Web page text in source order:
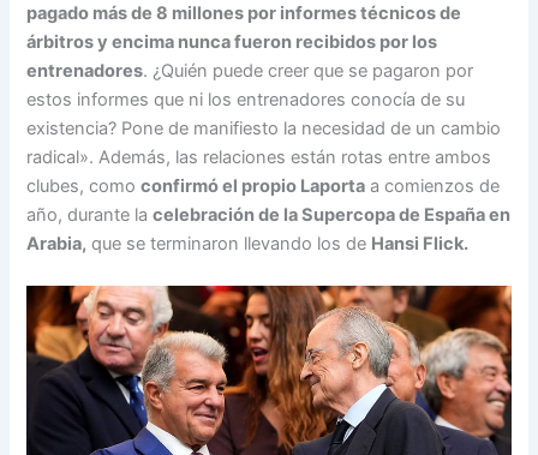
pagado más de 8 millones por informes técnicos de
árbitros y encima nunca fueron recibidos por los
entrenadores. ¿Quién puede creer que se pagaron por
estos informes que ni los entrenadores conocía de su
existencia? Pone de manifiesto la necesidad de un cambio
radical». Además, las relaciones están rotas entre ambos
clubes, comoconfirmó el propio Laporta a comienzos de
año, durante lacelebración de la Supercopa de España en
Arabia, que se terminaron llevando los de Hansi Flick.